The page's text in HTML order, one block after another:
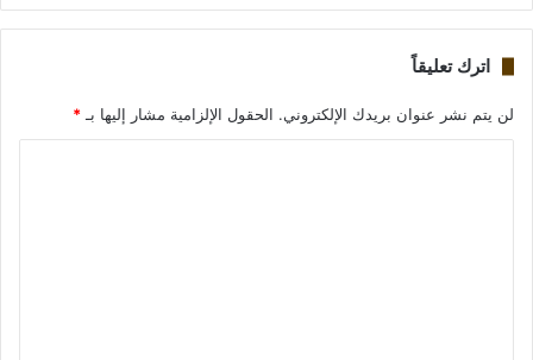
اترك تعليقاً
لن يتم نشر عنوان بريدك الإلكتروني. الحقول الإلزامية مشار إليها بـ*